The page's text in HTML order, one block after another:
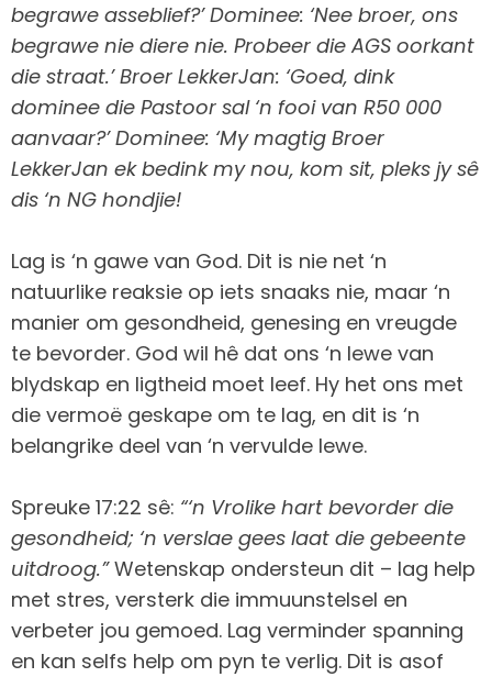
begrawe asseblief?’ Dominee: ‘Nee broer, ons
begrawe nie diere nie. Probeer die AGS oorkant
die straat.’Broer LekkerJan: ‘Goed, dink
dominee die Pastoor sal ‘n fooi van R50 000
aanvaar?’ Dominee: ‘My magtig Broer
LekkerJan ek bedink my nou, kom sit, pleks jy sê
dis ‘n NG hondjie!
Lag is ‘n gawe van God. Dit is nie net ‘n
natuurlike reaksie op iets snaaks nie, maar ‘n
manier om gesondheid, genesing en vreugde
te bevorder. God wil hê dat ons ‘n lewe van
blydskap en ligtheid moet leef. Hy het ons met
die vermoë geskape om te lag, en dit is ‘n
belangrike deel van ‘n vervulde lewe.
Spreuke 17:22 sê: “‘n Vrolike hart bevorder die
gesondheid; ‘n verslae gees laat die gebeente
uitdroog.”Wetenskap ondersteun dit – lag help
met stres, versterk die immuunstelsel en
verbeter jou gemoed. Lag verminder spanning
en kan selfs help om pyn te verlig. Dit is asof